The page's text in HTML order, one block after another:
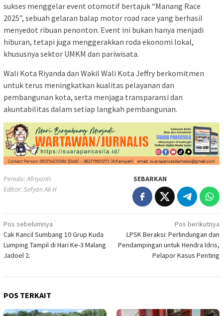
sukses menggelar event otomotif bertajuk “Manang Race
2025”, sebuah gelaran balap motor road race yang berhasil
menyedot ribuan penonton. Event ini bukan hanya menjadi
hiburan, tetapi juga menggerakkan roda ekonomi lokal,
khususnya sektor UMKM dan pariwisata.
Wali Kota Riyanda dan Wakil Wali Kota Jeffry berkomitmen
untuk terus meningkatkan kualitas pelayanan dan
pembangunan kota, serta menjaga transparansi dan
akuntabilitas dalam setiap langkah pembangunan.
Penulis: Afriyanti
Editor: Sofyan Ali H
SEBARKAN
Navigasi
pos
Pos sebelumnya
Cak Kancil Sumbang 10 Grup Kuda
Lumping Tampil di Hari Ke-3 Malang
Jadoel 2.
Pos berikutnya
LPSK Beraksi: Perlindungan dan
Pendampingan untuk Hendra Idris,
Pelapor Kasus Penting
POS TERKAIT